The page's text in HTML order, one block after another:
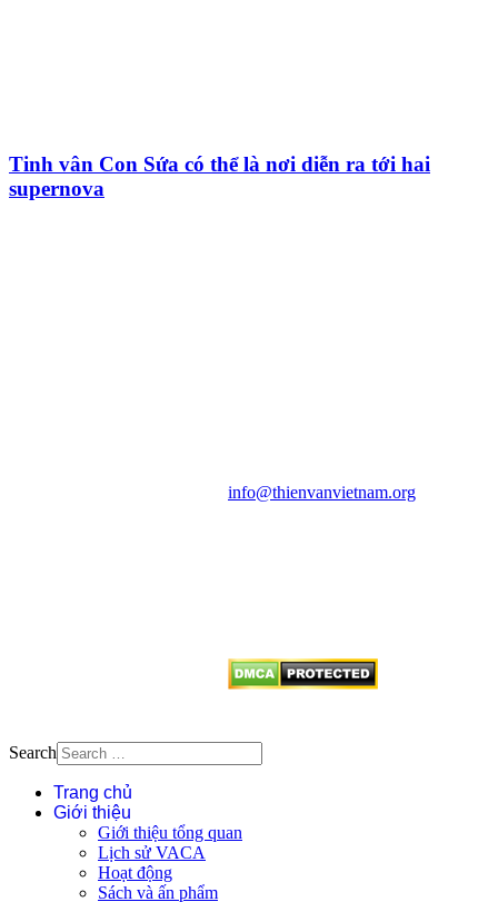
Tinh vân Con Sứa có thể là nơi diễn ra tới hai
supernova
info@thienvanvietnam.org
Search
Trang chủ
Giới thiệu
Giới thiệu tổng quan
Lịch sử VACA
Hoạt động
Sách và ấn phẩm